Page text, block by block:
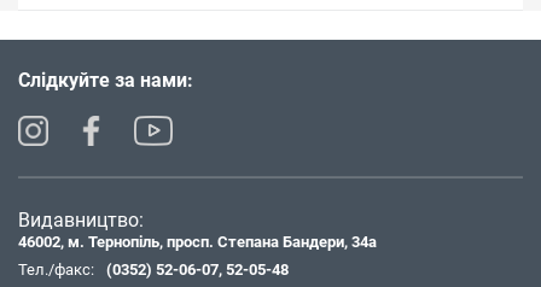
Слідкуйте за нами:
Видавництво:
46002, м. Тернопіль, просп. Степана Бандери, 34а
Тел./факс:
(0352) 52-06-07, 52-05-48